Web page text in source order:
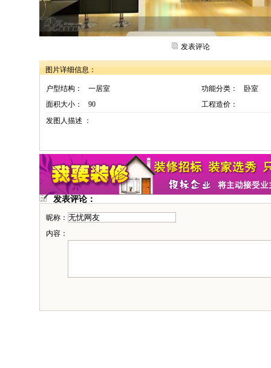
发表评论
图片详细信息：
户型结构： 一居室 功能分类：
卧室
面积大小：
90
工程造价：
发图人描述 ：
发表评论：
昵称：
内容：